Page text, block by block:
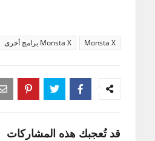
Monsta X Monsta X برامج أخرى
قد تُعجبك هذه المشاركات